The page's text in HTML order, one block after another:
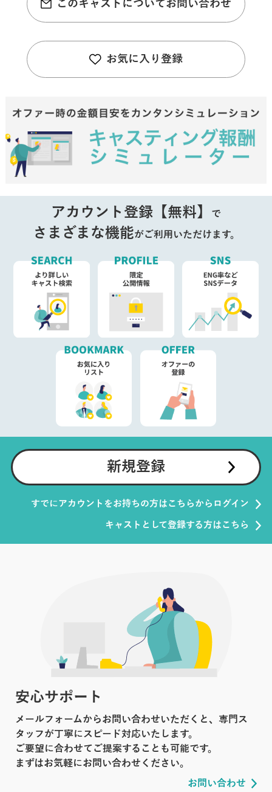
このキャストについてお問い合わせ
お気に入り登録
アカウント登録【無料】 で
さまざまな機能がご利用いただけます。
新規登録
すでにアカウントをお持ちの方はこちらからログイン
キャストとして登録する方はこちら
安心サポート
メールフォームからお問い合わせいただくと、専門ス
タッフが丁寧にスピード対応いたします。
ご要望に合わせてご提案することも可能です。
まずはお気軽にお問い合わせください。
お問い合わせ